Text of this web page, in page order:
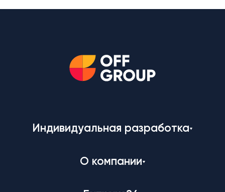
Индивидуальная разработка
О компании